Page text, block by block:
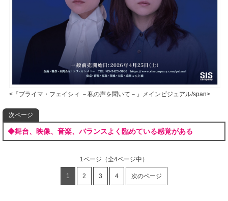
<『プライマ・フェイシィ －私の声を聞いて－』メインビジュアル/span>
次ページ
◆舞台、映像、音楽、バランスよく臨めている感覚がある
1ページ （全4ページ中）
1 2 3 4 次のページ